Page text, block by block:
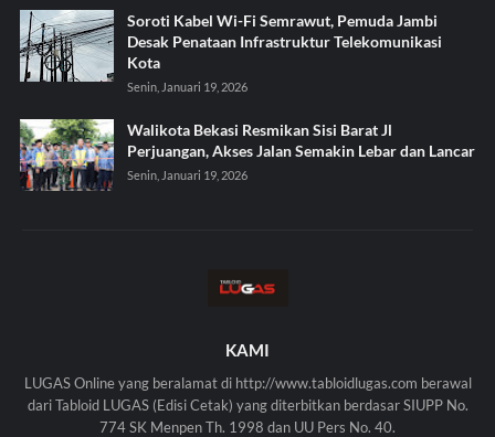
Soroti Kabel Wi-Fi Semrawut, Pemuda Jambi
Desak Penataan Infrastruktur Telekomunikasi
Kota
Senin, Januari 19, 2026
Walikota Bekasi Resmikan Sisi Barat Jl
Perjuangan, Akses Jalan Semakin Lebar dan Lancar
Senin, Januari 19, 2026
KAMI
LUGAS Online yang beralamat di http://www.tabloidlugas.com berawal
dari Tabloid LUGAS (Edisi Cetak) yang diterbitkan berdasar SIUPP No.
774 SK Menpen Th. 1998 dan UU Pers No. 40.